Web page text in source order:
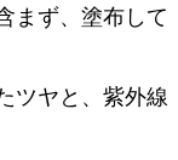
まず、塗布して
ツヤと、紫外線